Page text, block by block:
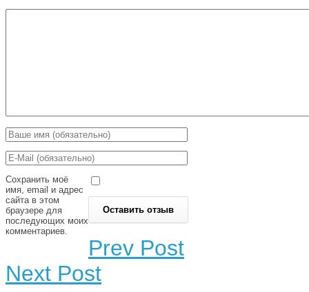
Сохранить моё
имя, email и адрес
сайта в этом
браузере для
последующих моих
комментариев.
Prev Post
Next Post